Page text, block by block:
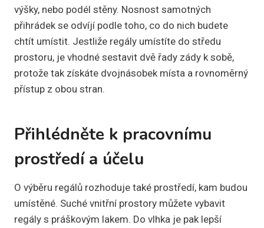
výšky, nebo podél stěny. Nosnost samotných
přihrádek se odvíjí podle toho, co do nich budete
chtít umístit. Jestliže regály umístíte do středu
prostoru, je vhodné sestavit dvě řady zády k sobě,
protože tak získáte dvojnásobek místa a rovnoměrný
přístup z obou stran.
Přihlédněte k pracovnímu
prostředí a účelu
O výběru regálů rozhoduje také prostředí, kam budou
umístěné. Suché vnitřní prostory můžete vybavit
regály s práškovým lakem. Do vlhka je pak lepší